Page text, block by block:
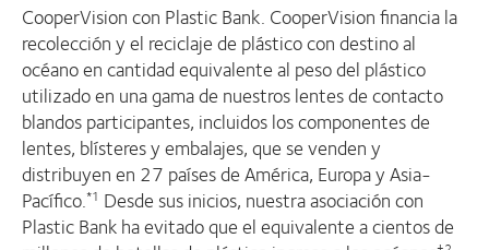
CooperVision con Plastic Bank. CooperVision financia la
recolección y el reciclaje de plástico con destino al
océano en cantidad equivalente al peso del plástico
utilizado en una gama de nuestros lentes de contacto
blandos participantes, incluidos los componentes de
lentes, blísteres y embalajes, que se venden y
distribuyen en 27 países de América, Europa y Asia-
Pacífico.*1 Desde sus inicios, nuestra asociación con
Plastic Bank ha evitado que el equivalente a cientos de